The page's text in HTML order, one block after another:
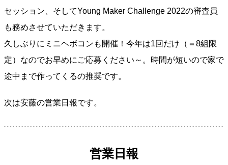
セッション、そしてYoung Maker Challenge 2022の審査員
も務めさせていただきます。
久しぶりにミニヘボコンも開催！今年は1回だけ（＝8組限
定）なのでお早めにご応募ください～。時間が短いので家で
途中まで作ってくるの推奨です。
次は安藤の営業日報です。
営業日報